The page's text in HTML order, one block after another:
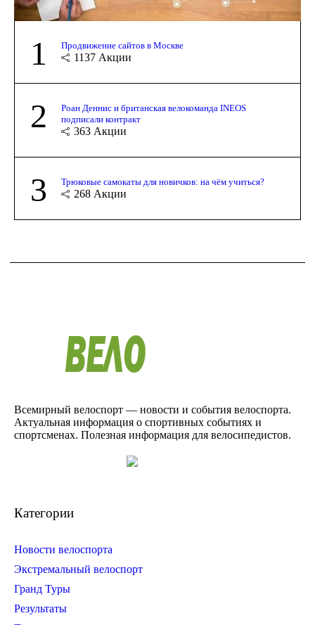
1 Продвижение сайтов в Москве
1137 Акции
2
Роан Деннис и британская велокоманда INEOS
подписали контракт
363 Акции
3 Трюковые самокаты для новичков: на чём учиться?
268 Акции
Всемирный велоспорт — новости и события велоспорта.
Актуальная информация о спортивных событиях и
спортсменах. Полезная информация для велосипедистов.
Категории
Новости велоспорта
Экстремальный велоспорт
Гранд Туры
Результаты